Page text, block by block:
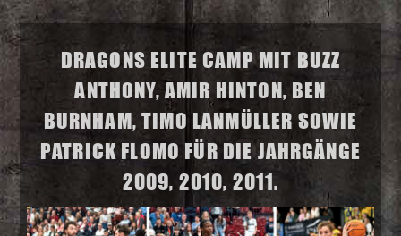
DRAGONS ELITE CAMP MIT BUZZ
ANTHONY, AMIR HINTON, BEN
BURNHAM, TIMO LANMÜLLER SOWIE
PATRICK FLOMO FÜR DIE JAHRGÄNGE
2009, 2010, 2011.